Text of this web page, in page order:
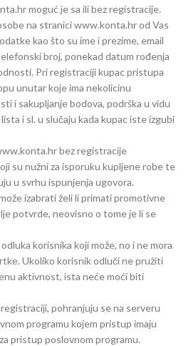
moguć je sa ili bez registracije.
na stranici www.konta.hr od Vas
kao što su ime i prezime, email
broj, ponekad datum rođenja
Pri registraciji kupac pristupa
unutar koje ima nekolicinu
i sakupljanje bodova, podrška u vidu
i sl. u slučaju kada kupac iste izgubi
bez registracije
su nužni za isporuku kupljene robe te
u svrhu ispunjenja ugovora.
izabrati želi li primati promotivne
potvrde, neovisno o tome je li se
korisnika koji može, no i ne mora
Ukoliko korisnik odluči ne pružiti
aktivnost, ista neće moći biti
pohranjuju se na serveru
programu kojem pristup imaju
pristup poslovnom programu.